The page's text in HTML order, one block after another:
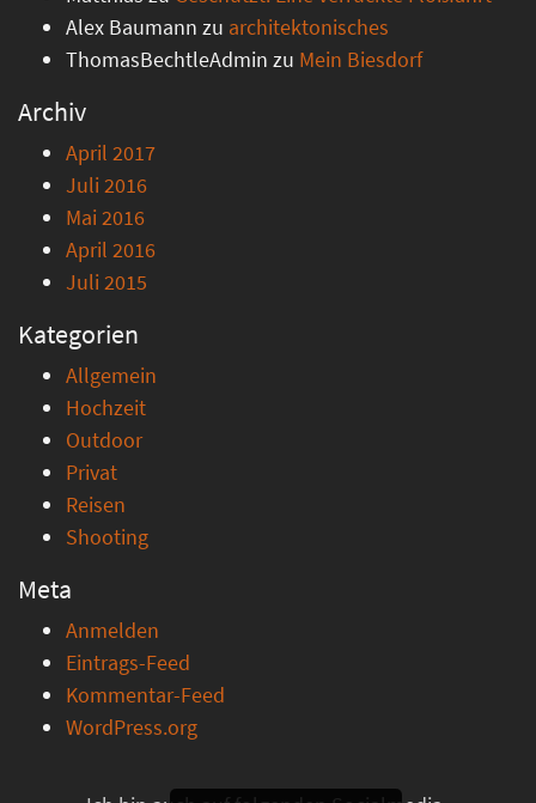
Alex Baumann zu architektonisches
ThomasBechtleAdmin zu Mein Biesdorf
Archiv
April 2017
Juli 2016
Mai 2016
April 2016
Juli 2015
Kategorien
Allgemein
Hochzeit
Outdoor
Privat
Reisen
Shooting
Meta
Anmelden
Eintrags-Feed
Kommentar-Feed
WordPress.org